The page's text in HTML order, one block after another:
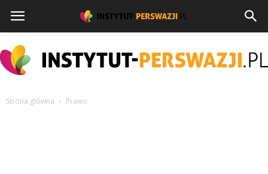
Strona główna Prawo